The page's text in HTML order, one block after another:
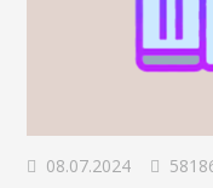
08.07.2024